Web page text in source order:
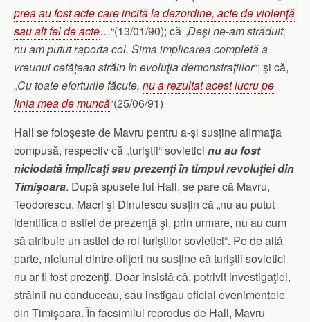
prea au fost acte care incită la dezordine, acte de violenţă
sau alt fel de acte…“(13/01/90); că „Deşi ne-am străduit,
nu am putut raporta col. Sima implicarea completă a
vreunui cetăţean străin în evoluţia demonstraţiilor“; şi că,
„Cu toate eforturile făcute, nu a rezultat acest lucru pe
linia mea de muncă“(25/06/91)
Hall se foloşeste de Mavru pentru a-şi susţine afirmaţia
compusă, respectiv că „turiştii“ sovietici nu au fost
niciodată implicaţi sau prezenţi în timpul revoluţiei din
Timişoara. După spusele lui Hall, se pare că Mavru,
Teodorescu, Macri şi Dinulescu susţin că „nu au putut
identifica o astfel de prezenţă şi, prin urmare, nu au cum
să atribuie un astfel de rol turiştilor sovietici“. Pe de altă
parte, niciunul dintre ofiţeri nu susţine că turiştii sovietici
nu ar fi fost prezenţi. Doar insistă că, potrivit investigaţiei,
străinii nu conduceau, sau instigau oficial evenimentele
din Timişoara. În facsimilul reprodus de Hall, Mavru